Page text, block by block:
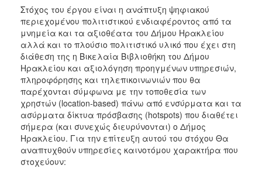
Στόχος του έργου είναι η ανάπτυξη ψηφιακού
περιεχομένου πολιτιστικού ενδιαφέροντος από τα
μνημεία και τα αξιοθέατα του Δήμου Ηρακλείου
αλλά και το πλούσιο πολιτιστικό υλικό που έχει στη
διάθεση της η Βικελαία Βιβλιοθήκη του Δήμου
Ηρακλείου και αξιολόγηση προηγμένων υπηρεσιών,
πληροφόρησης και τηλεπικοινωνιών που θα
παρέχονται σύμφωνα με την τοποθεσία των
χρηστών (location-based) πάνω από ενσύρματα και τα
ασύρματα δίκτυα πρόσβασης (hotspots) που διαθέτει
σήμερα (και συνεχώς διευρύνονται) ο Δήμος
Ηρακλείου. Για την επίτευξη αυτού του στόχου Θα
αναπτυχθούν υπηρεσίες καινοτόμου χαρακτήρα που
στοχεύουν: